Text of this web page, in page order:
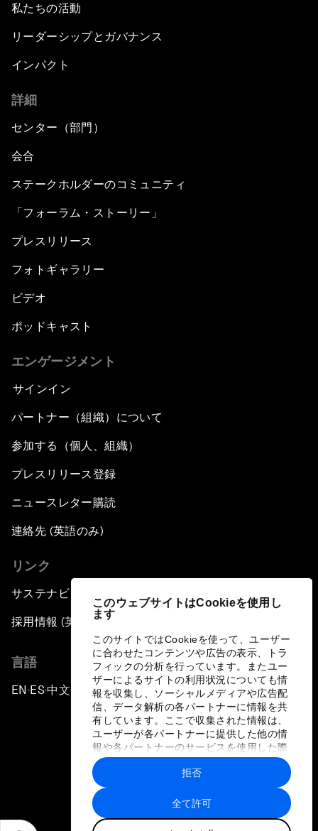
このウェブサイトはCookieを使用し
ます
このサイトではCookieを使って、ユーザー
に合わせたコンテンツや広告の表示、トラ
フィックの分析を行っています。またユー
ザーによるサイトの利用状況についても情
報を収集し、ソーシャルメディアや広告配
信、データ解析の各パートナーに情報を共
有しています。ここで収集された情報は、
ユーザーが各パートナーに提供した他の情
報や各パートナーのサービスを使用した際
に収集された情報と組み合わされ、各パー
トナーによって使用されることがありま
す。
全て許可
拒否
私たちの活動
リーダーシップとガバナンス
インパクト
詳細
センター（部門）
会合
ステークホルダーのコミュニティ
「フォーラム・ストーリー」
プレスリリース
フォトギャラリー
ビデオ
ポッドキャスト
エンゲージメント
サインイン
パートナー（組織）について
参加する（個人、組織）
プレスリリース登録
ニュースレター購読
連絡先 (英語のみ)
リンク
サステナビリティへの取り組み
採用情報 (英語のみ)
言語
EN ▪ES▪中文▪ 日本語
プライバシーポリシーと利用規約
サイトマップ